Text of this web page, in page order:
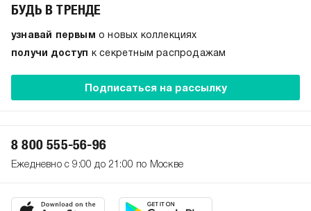
БУДЬ В ТРЕНДЕ
узнавай первым о новых коллекциях
получи доступ к секретным распродажам
Подписаться на рассылку
8 800 555-56-96
Ежедневно с 9:00 до 21:00 по Москве